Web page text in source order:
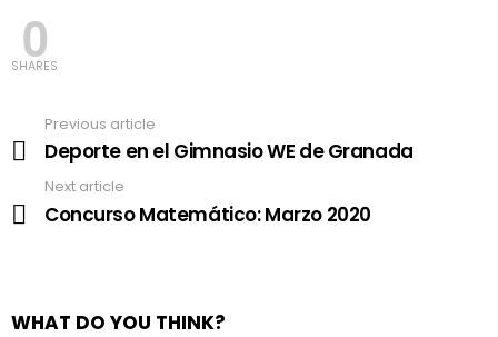
0
SHARES
more
Previous article
Deporte en el Gimnasio WE de Granada
Next article
Concurso Matemático: Marzo 2020
WHAT DO YOU THINK?